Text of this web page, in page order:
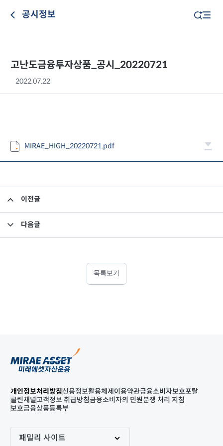
공시정보
고난도금융투자상품_공시_20220721
2022.07.22
MIRAE_HIGH_20220721.pdf
이전글
다음글
목록보기
개인정보처리방침신용정보활용체제 이용약관금융소비자보호포탈
클린채널고객정보 취급방침금융소비자의 민원분쟁 처리 지침
보호금융상품등록부
패밀리 사이트